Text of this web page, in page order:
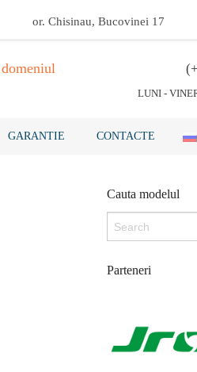
or. Chisinau, Bucovinei 17
LUNI -
GARANTIE CONTACTE
Cauta modelul
Parteneri